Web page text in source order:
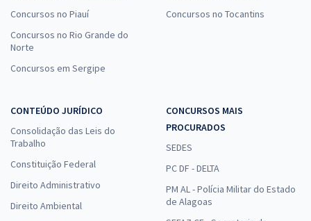
Concursos no Piauí
Concursos no Rio Grande do
Norte
Concursos em Sergipe
Concursos no Tocantins
CONTEÚDO JURÍDICO
Consolidação das Leis do
Trabalho
Constituição Federal
Direito Administrativo
Direito Ambiental
CONCURSOS MAIS
PROCURADOS
SEDES
PC DF - DELTA
PM AL - Polícia Militar do Estado
de Alagoas